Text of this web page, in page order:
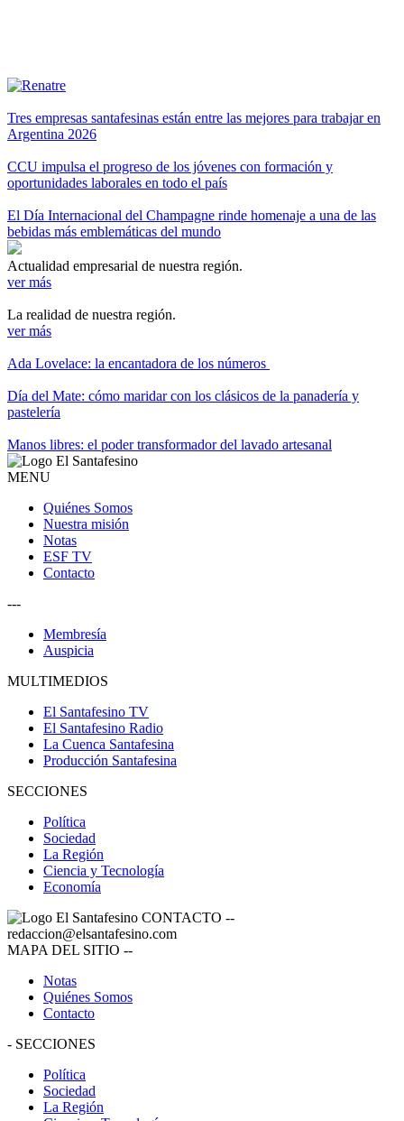
Tres empresas santafesinas están entre las mejores para trabajar en
Argentina 2026
CCU impulsa el progreso de los jóvenes con formación y
oportunidades laborales en todo el país
El Día Internacional del Champagne rinde homenaje a una de las
bebidas más emblemáticas del mundo
Actualidad empresarial de nuestra región.
ver más
La realidad de nuestra región.
ver más
Ada Lovelace: la encantadora de los números
Día del Mate: cómo maridar con los clásicos de la panadería y
pastelería
Manos libres: el poder transformador del lavado artesanal
MENU
Quiénes Somos
Nuestra misión
Notas
ESF TV
Contacto
---
Membresía
Auspicia
MULTIMEDIOS
El Santafesino TV
El Santafesino Radio
La Cuenca Santafesina
Producción Santafesina
SECCIONES
Política
Sociedad
La Región
Ciencia y Tecnología
Economía
CONTACTO --
redaccion@elsantafesino.com
MAPA DEL SITIO --
Notas
Quiénes Somos
Contacto
- SECCIONES
Política
Sociedad
La Región